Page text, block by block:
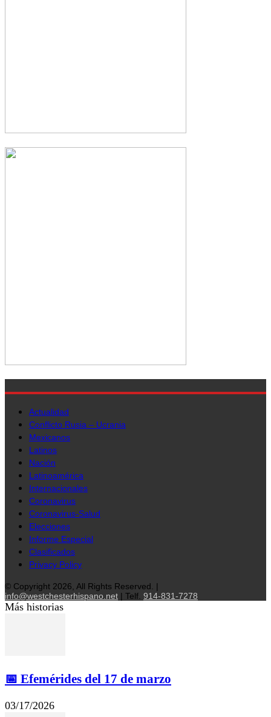
Actualidad
Conflicto Rusia – Ucrania
Mexicanos
Latinos
Nación
Latinoamérica
Internacionales
Coronavirus
Coronavirus-Salud
Elecciones
Informe Especial
Clasificados
Privacy Policy
© Copyright 2026, All Rights Reserved. |
info@westchesterhispano.net | Telf. 914-831-7278
Más historias
📅 Efemérides del 17 de marzo
03/17/2026